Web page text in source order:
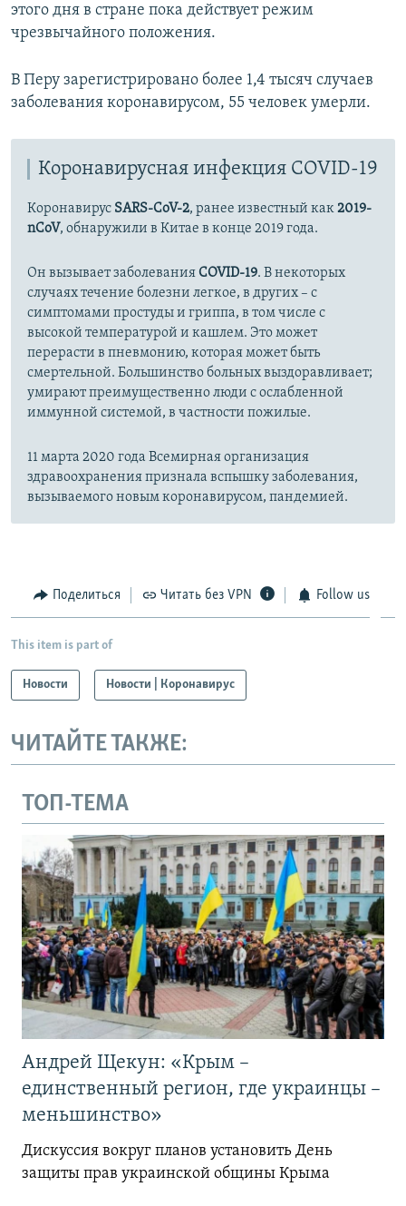
этого дня в стране пока действует режим
чрезвычайного положения.
В Перу зарегистрировано более 1,4 тысяч случаев
заболевания коронавирусом, 55 человек умерли.
Коронавирусная инфекция COVID-19
Коронавирус SARS-CoV-2, ранее известный как2019-
nCoV, обнаружили в Китае в конце 2019 года.
Он вызывает заболеванияCOVID-19. В некоторых
случаях течение болезни легкое, в других – с
симптомами простуды и гриппа, в том числе с
высокой температурой и кашлем. Это может
перерасти в пневмонию, которая может быть
смертельной. Большинство больных выздоравливает;
умирают преимущественно люди с ослабленной
иммунной системой, в частности пожилые.
11 марта 2020 года Всемирная организация
здравоохранения признала вспышку заболевания,
вызываемого новым коронавирусом, пандемией.
Поделиться Читать без VPN Follow us
This item is part of
Новости Новости | Коронавирус
ЧИТАЙТЕ ТАКЖЕ:
ТОП-ТЕМА
Андрей Щекун: «Крым –
единственный регион, где украинцы –
меньшинство»
Дискуссия вокруг планов установить День
защиты прав украинской общины Крыма